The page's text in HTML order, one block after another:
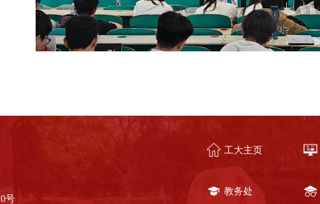
号
工大主页
教务处